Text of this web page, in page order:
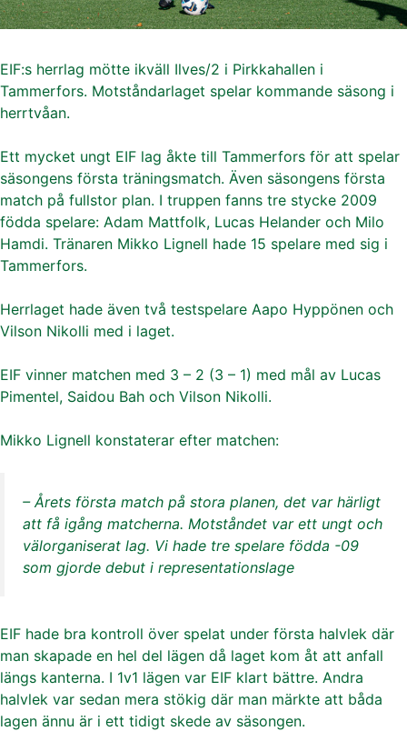
EIF:s herrlag mötte ikväll Ilves/2 i Pirkkahallen i
Tammerfors. Motståndarlaget spelar kommande säsong i
herrtvåan.
Ett mycket ungt EIF lag åkte till Tammerfors för att spelar
säsongens första träningsmatch. Även säsongens första
match på fullstor plan. I truppen fanns tre stycke 2009
födda spelare: Adam Mattfolk, Lucas Helander och Milo
Hamdi. Tränaren Mikko Lignell hade 15 spelare med sig i
Tammerfors.
Herrlaget hade även två testspelare Aapo Hyppönen och
Vilson Nikolli med i laget.
EIF vinner matchen med 3 – 2 (3 – 1) med mål av Lucas
Pimentel, Saidou Bah och Vilson Nikolli.
Mikko Lignell konstaterar efter matchen:
– Årets första match på stora planen, det var härligt
att få igång matcherna. Motståndet var ett ungt och
välorganiserat lag. Vi hade tre spelare födda -09
som gjorde debut i representationslage
EIF hade bra kontroll över spelat under första halvlek där
man skapade en hel del lägen då laget kom åt att anfall
längs kanterna. I 1v1 lägen var EIF klart bättre. Andra
halvlek var sedan mera stökig där man märkte att båda
lagen ännu är i ett tidigt skede av säsongen.